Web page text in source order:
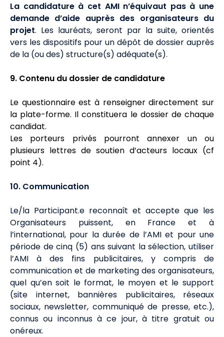
La candidature à cet AMI n’équivaut pas à une
demande d’aide auprès des organisateurs du
projet. Les lauréats, seront par la suite, orientés
vers les dispositifs pour un dépôt de dossier auprès
de la (ou des) structure(s) adéquate(s).
9. Contenu du dossier de candidature
Le questionnaire est à renseigner directement sur
la plate-forme. Il constituera le dossier de chaque
candidat.
Les porteurs privés pourront annexer un ou
plusieurs lettres de soutien d’acteurs locaux (cf
point 4).
10. Communication
Le/la Participant.e reconnaît et accepte que les
Organisateurs puissent, en France et à
l’international, pour la durée de l’AMI et pour une
période de cinq (5) ans suivant la sélection, utiliser
l’AMI à des fins publicitaires, y compris de
communication et de marketing des organisateurs,
quel qu’en soit le format, le moyen et le support
(site internet, bannières publicitaires, réseaux
sociaux, newsletter, communiqué de presse, etc.),
connus ou inconnus à ce jour, à titre gratuit ou
onéreux.